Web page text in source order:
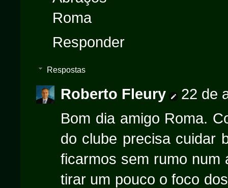
Roma
Responder
Respostas
Roberto Fleury
22 de
Bom dia amigo Roma.
do clube precisa cuidar
ficarmos sem rumo num
tirar um pouco o foco